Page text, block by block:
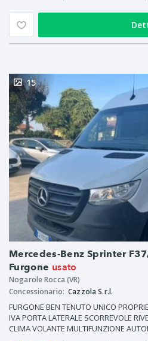
Mercedes-Benz Sprinter
Furgone usato
15
Nogarole Rocca (VR)
Concessionario: Cazzola S.r.l.
FURGONE BEN TENUTO UNICO
IVA PORTA LATERALE SCORREVOLE
CLIMA VOLANTE MULTIFUNZIONE